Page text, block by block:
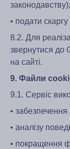
законодавству);
• подати
8.2. Для
звернутися до
на сайті.
9. Файли
9.1. Сервіс
•
• аналізу
• покращення